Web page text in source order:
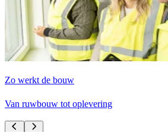
Zo werkt de bouw
Van ruwbouw tot oplevering